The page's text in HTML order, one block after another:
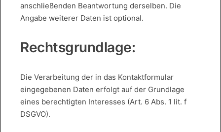
anschließenden Beantwortung derselben. Die
Angabe weiterer Daten ist optional.
Rechtsgrundlage:
Die Verarbeitung der in das Kontaktformular
eingegebenen Daten erfolgt auf der Grundlage
eines berechtigten Interesses (Art. 6 Abs. 1 lit. f
DSGVO).